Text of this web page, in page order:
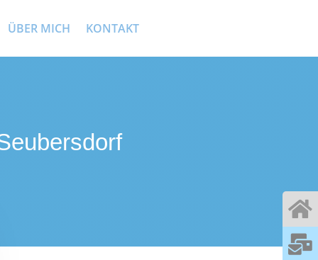
ÜBER MICH KONTAKT